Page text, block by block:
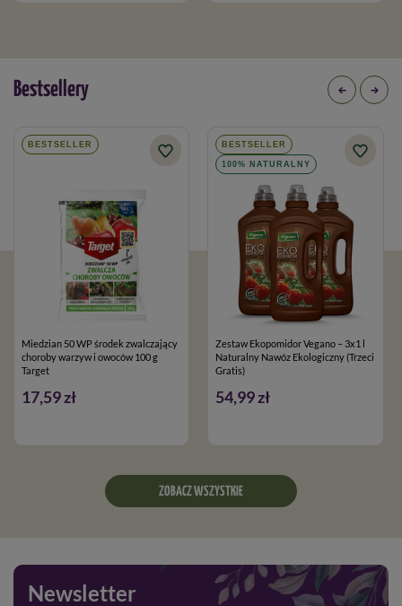
Ze środków ochrony roślin należy korzystać z zachowaniem
zamieszczone w etykiecie i informacje dotyczące produktu.
Nabycie środków ochrony roślin mogą dokonywać jedynie
osoby pełnoletnie oraz posiadające kwalifikacje wymagane od
osób nabywających środki ochrony roślin, określone w art.28
ustawy o środkach ochrony roślin z dnia 08.03.2013
Bestsellery
BESTSELLER
Miedzian 50 WP środek zwalczający
choroby warzyw i owoców 100 g
Target
17,59 zł
BESTSELLER
100% NATURALNY
Zestaw Ekopomidor Vegano – 3x1 l
Naturalny Nawóz Ekologiczny (Trzeci
Gratis)
54,99 zł
ZOBACZ WSZYSTKIE
Newsletter